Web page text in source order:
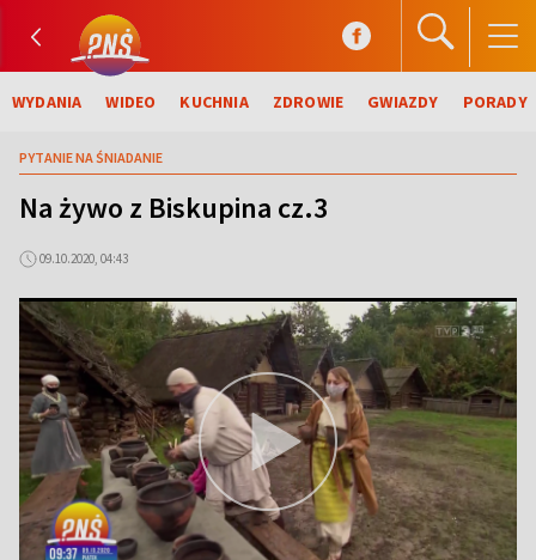
WYDANIA WIDEO KUCHNIA ZDROWIE GWIAZDY PORADY
PYTANIE NA ŚNIADANIE
Na żywo z Biskupina cz.3
09.10.2020, 04:43